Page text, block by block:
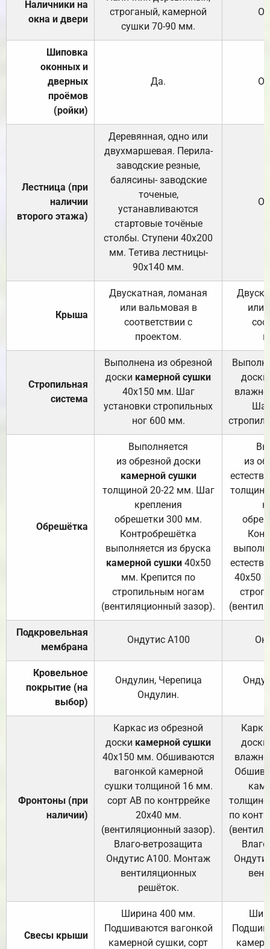
Наличники на
окна и двери
строганый, камерной
сушки 70-90 мм.
Шиповка
оконных и
дверных
проёмов
(ройки)
Да.
Лестница (при
наличии
второго этажа)
Деревянная, одно или
двухмаршевая. Перила-
заводские резные,
балясины- заводские
точеные,
устанавливаются
стартовые точёные
столбы. Ступени 40х200
мм. Тетива лестницы-
90х140 мм.
Крыша
Двускатная, ломаная
или вальмовая в
соответствии с
проектом.
или
Стропильная
система
Выполнена из обрезной
доски камерной сушки
40х150 мм. Шаг
установки стропильных
ног 600 мм.
доски
Обрешётка
Выполняется
из обрезной доски
камерной сушки
толщиной 20-22 мм. Шаг
крепления
обрешетки 300 мм.
Контробрешётка
выполняется из бруска
камерной сушки40х50
мм. Крепится по
стропильным ногам
(вентиляционный зазор).
из
40х50
Подкровельная
мембрана
Ондутис А100
Кровельное
покрытие (на
выбор)
Ондулин, Черепица
Ондулин.
Фронтоны (при
наличии)
Каркас из обрезной
доски камерной сушки
40х150 мм. Обшиваются
вагонкой камерной
сушки толщиной 16 мм.
сорт АВ по контррейке
20х40 мм.
(вентиляционный зазор).
Влаго-ветрозащита
Ондутис А100. Монтаж
вентиляционных
решёток.
доски
по
Свесы крыши
Ширина 400 мм.
Подшиваются вагонкой
камерной сушки, сорт